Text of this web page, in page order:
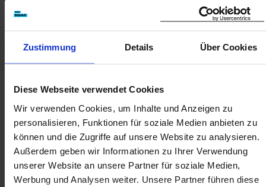
Zustimmung Details Über Cookies
Diese Webseite verwendet Cookies
Wir verwenden Cookies, um Inhalte und Anzeigen zu
personalisieren, Funktionen für soziale Medien anbieten zu
können und die Zugriffe auf unsere Website zu analysieren.
Außerdem geben wir Informationen zu Ihrer Verwendung
unserer Website an unsere Partner für soziale Medien,
Werbung und Analysen weiter. Unsere Partner führen diese
Berufschule